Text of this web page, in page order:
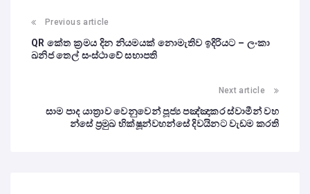
Previous article
QR කේත ක්‍රමය දින නියමයක් නොමැතිව ඉදිරියට – ලංකා
ඛනිජ තෙල් සංස්ථාවේ සභාපති
Next article
සාම පාද යාත්‍රාව වෙනුවෙන් පූජ්‍ය පඤ්ඤාකර ස්වාමීන් වහ
න්සේ‌ ප්‍රමුඛ භික්ෂූන්වහන්සේ දිවයිනට වැඩම කරති